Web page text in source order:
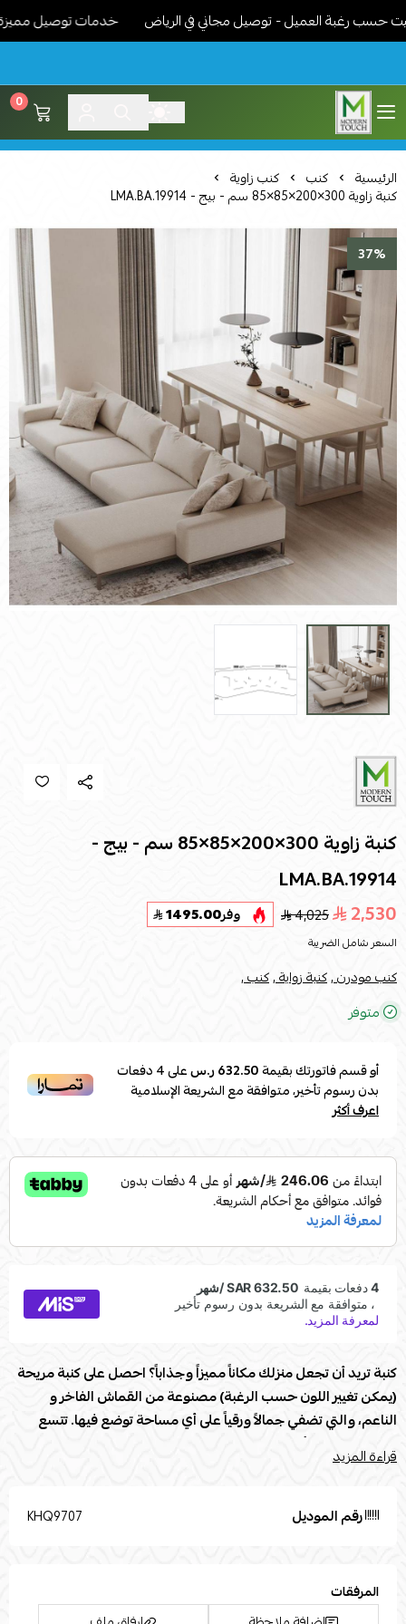
رغبة العميل - توصيل مجاني في الرياض خدمات توصيل مميزة -
اثاث مودرن لمسة عصرية
0
الرئيسية كنب كنب زاوية
كنبة زاوية 300×200×85×85 سم - بيج - LMA.BA.19914
37%
كنبة زاوية 300×200×85×85 سم - بيج -
LMA.BA.19914
2,530
4,025 وفر1495.00
السعر شامل الضريبة
كنب مودرن ,كنبة زواية ,كنب ,
متوفر
أو قسم فاتورتك بقيمة632.50 ر.س على4دفعات
بدون رسوم تأخير، متوافقة مع الشريعة الإسلامية
اعرف أكثر
كنبة تريد أن تجعل منزلك مكاناً مميزاً وجذاباً؟ احصل على كنبة مريحة
(يمكن تغيير اللون حسب الرغبة) مصنوعة من القماش الفاخر و
الناعم، والتي تضفي جمالاً ورقياً على أي مساحة توضع فيها. تتسع
الكنبة لعدد من أشخاص بكل راحة، مما يجعلها الخيار المثالي للمنازل
التي تحب استضافة الأصدقاء والعائلة. تتميز الكنبة بتصميمها العصري
هذه الكنبة الفاخرة اليوم واحصل على جو من الراحة والأناقة في
مواصفات كنبة :
العلامة التجارية: Modern Touch
قراءة المزيد
رقم الموديل KHQ9707
المرفقات